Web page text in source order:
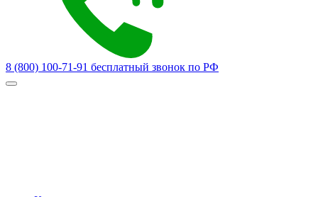
8 (800) 100-71-91 бесплатный звонок по РФ